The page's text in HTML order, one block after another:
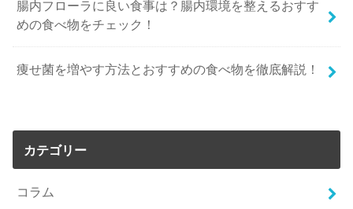
腸内フローラに良い食事は？腸内環境を整えるおすす
めの食べ物をチェック！
痩せ菌を増やす方法とおすすめの食べ物を徹底解説！
カテゴリー
コラム